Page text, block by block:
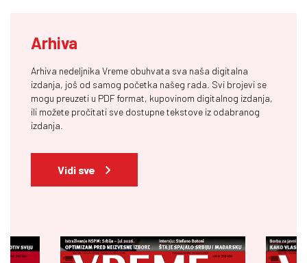
Arhiva
Arhiva nedeljnika Vreme obuhvata sva naša digitalna
izdanja, još od samog početka našeg rada. Svi brojevi se
mogu preuzeti u PDF format, kupovinom digitalnog izdanja,
ili možete pročitati sve dostupne tekstove iz odabranog
izdanja.
Vidi sve